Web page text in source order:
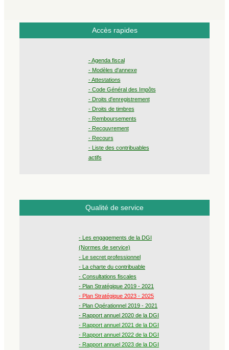
Accès rapides
- Agenda fiscal
- Modèles d'annexe
- Attestations
- Code Général des Impôts
- Droits d'enregistrement
- Droits de timbres
- Remboursements
- Recouvrement
- Recours
- Liste des contribuables
actifs
Qualité de service
- Les engagements de la DGI
(Normes de service)
- Le secret professionnel
- La charte du contribuable
- Consultations fiscales
- Plan Stratégique 2019 - 2021
- Plan Stratégique 2023 - 2025
- Plan Opérationnel 2019 - 2021
- Rapport annuel 2020 de la DGI
- Rapport annuel 2021 de la DGI
- Rapport annuel 2022 de la DGI
- Rapport annuel 2023 de la DGI